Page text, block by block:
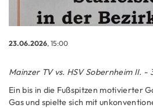
23.06.2026, 15:00
Mainzer TV vs. HSV Sobernheim II. -
Ein bis in die Fußspitzen motivierter
Gas und spielte sich mit